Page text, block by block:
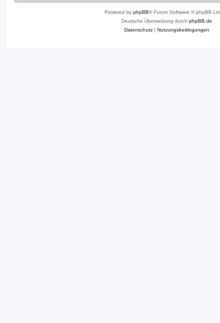
Powered by phpBB® Forum Software © phpBB
Deutsche Übersetzung durch phpBB.de
Datenschutz | Nutzungsbedingungen